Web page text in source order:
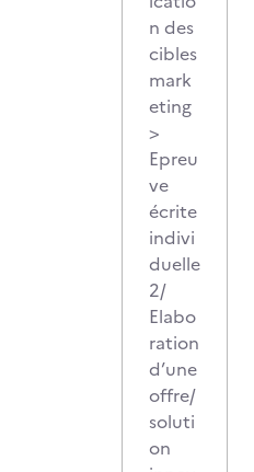
n des
cibles
mark
eting
>
Epreu
ve
écrite
indivi
duelle
2/
Elabo
ration
d’une
offre/
soluti
on